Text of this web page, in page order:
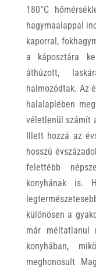
180°C
hagymaalappal
kaporral,
a káposztára
áthúzott,
halmozódtak. Az
halalaplében
véletlenül számít
Illett hozzá az
hosszú
felettébb
konyhának is.
különösen a
már méltatlanul
konyhában,
meghonosult